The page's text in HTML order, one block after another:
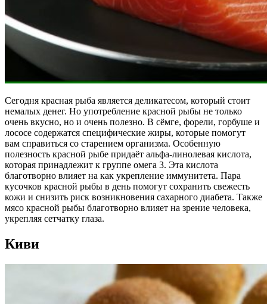
Сегодня красная рыба является деликатесом, который стоит
немалых денег. Но употребление красной рыбы не только
очень вкусно, но и очень полезно. В сёмге, форели, горбуше и
лососе содержатся специфические жиры, которые помогут
вам справиться со старением организма. Особенную
полезность красной рыбе придаёт альфа-линолевая кислота,
которая принадлежит к группе омега 3. Эта кислота
благотворно влияет на как укрепление иммунитета. Пара
кусочков красной рыбы в день помогут сохранить свежесть
кожи и снизить риск возникновения сахарного диабета. Также
мясо красной рыбы благотворно влияет на зрение человека,
укрепляя сетчатку глаза.
Киви